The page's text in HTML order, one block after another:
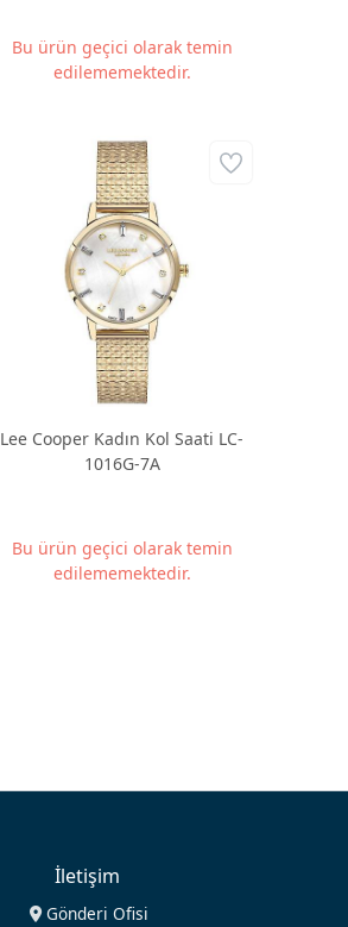
Bu ürün geçici olarak temin
edilememektedir.
Lee Cooper Kadın Kol Saati LC-
1016G-7A
Bu ürün geçici olarak temin
edilememektedir.
İletişim
Gönderi Ofisi